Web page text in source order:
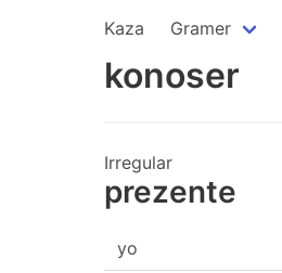
Kaza Gramer
konoser
Irregular
prezente
yo